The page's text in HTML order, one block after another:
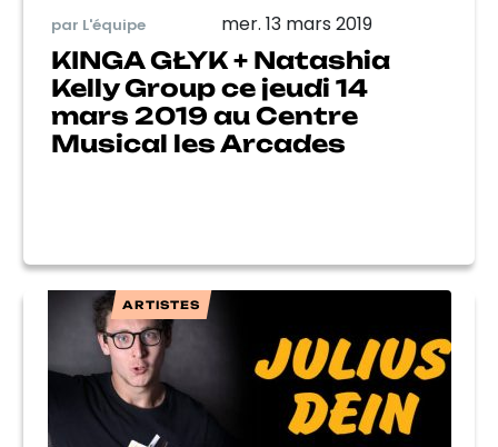
par L'équipe mer. 13 mars 2019
KINGA GŁYK + Natashia
Kelly Group ce jeudi 14
mars 2019 au Centre
Musical les Arcades
ARTISTES